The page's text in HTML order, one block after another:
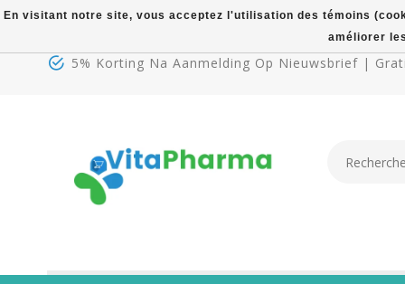
5% Korting Na Aanmelding Op Nieuwsbrief |
En visitant notre site, vous acceptez l'utilisation des témoins
améliorer